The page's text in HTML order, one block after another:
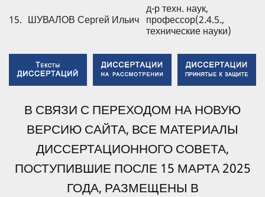
15. ШУВАЛОВ Сергей Ильич
д-р техн. наук,
профессор(2.4.5.,
технические науки)
В СВЯЗИ С ПЕРЕХОДОМ НА НОВУЮ
ВЕРСИЮ САЙТА, ВСЕ МАТЕРИАЛЫ
ДИССЕРТАЦИОННОГО СОВЕТА,
ПОСТУПИВШИЕ ПОСЛЕ 15 МАРТА 2025
ГОДА, РАЗМЕЩЕНЫ В